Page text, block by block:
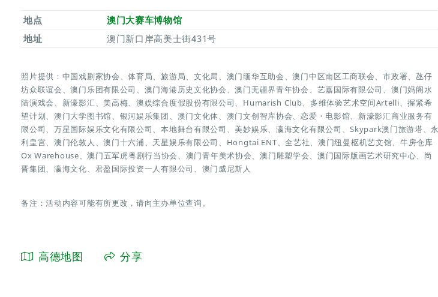
地点
澳门大赛车博物馆
地址
澳门新口岸高美士街431号
照片提供：中国戏剧家协会、体育局、旅游局、文化局、澳门缅华互助会、澳门中区南区工商联会、市政署、氹仔
坊众联谊会、澳门乐团有限公司、澳门海港历史文化协会、澳门无疆界青年协会、艺嘉国际有限公司、澳门妈阁水
陆演戏会、新濠影汇、美高梅、澳娱综合度假股份有限公司、Humarish Club、多维体验艺术空间Artelli、握紧希
望计划、澳门大学图书馆、银河娱乐集团、澳门文化体、澳门文创智库协会、恋爱・电影馆、新濠影汇商业服务有
限公司、万星国际娱乐文化有限公司、本地舞台有限公司、美妙娱乐、瀛海文化有限公司、Skypark澳门旅游塔、永
利皇宫、澳门伦敦人、澳门十六浦、天星娱乐有限公司、Hongtai ENT、全艺社、澳门纽曼枢机艺文馆、牛房仓库
Ox Warehouse、澳门五军虎粤剧行当协会、澳门青年美术协会、澳门雕塑学会、澳门国际版画艺术研究中心、尚
晋集团、瀛海文化、君盈国际投资一人有限公司、澳门威尼斯人
备注：活动内容可能有所更改，请向主办单位查询。
高德地图 分享